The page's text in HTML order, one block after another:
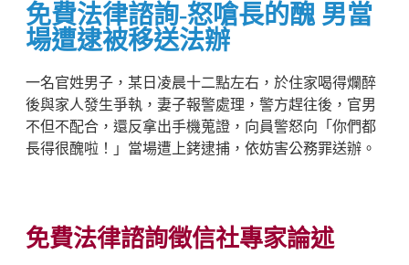
免費法律諮詢-怒嗆長的醜 男當
場遭逮被移送法辦
一名官姓男子，某日凌晨十二點左右，於住家喝得爛醉
後與家人發生爭執，妻子報警處理，警方趕往後，官男
不但不配合，還反拿出手機蒐證，向員警怒向「你們都
長得很醜啦！」當場遭上銬逮捕，依妨害公務罪送辦。
免費法律諮詢徵信社專家論述